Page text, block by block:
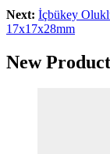
Next: İçbükey
17x17x28mm
New